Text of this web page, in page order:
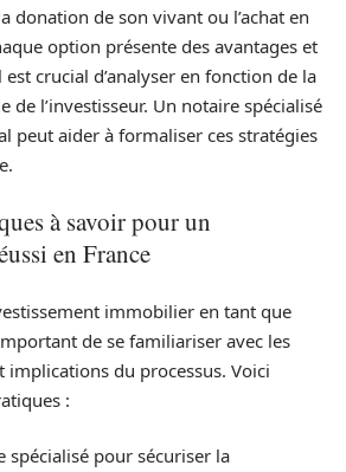
donation de son vivant ou l’achat en
option présente des avantages et
crucial d’analyser en fonction de la
de l’investisseur. Un notaire spécialisé
peut aider à formaliser ces stratégies
à savoir pour un
en France
immobilier en tant que
de se familiariser avec les
implications du processus. Voici
:
spécialisé pour sécuriser la